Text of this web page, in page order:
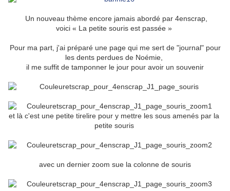
Un nouveau thème encore jamais abordé par 4enscrap,
voici « La petite souris est passée »
Pour ma part, j'ai préparé une page qui me sert de "journal" pour
les dents perdues de Noémie,
il me suffit de tamponner le jour pour avoir un souvenir
et là c'est une petite tirelire pour y mettre les sous amenés par la
petite souris
avec un dernier zoom sue la colonne de souris